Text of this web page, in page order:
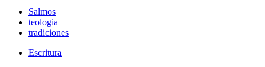
Salmos
teologia
tradiciones
Escritura